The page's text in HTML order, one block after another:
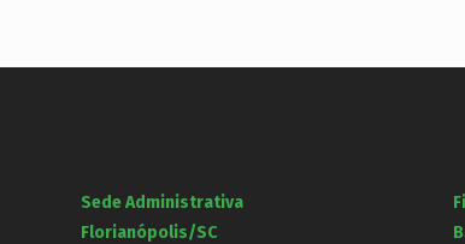
Sede Administrativa
Florianópolis/SC